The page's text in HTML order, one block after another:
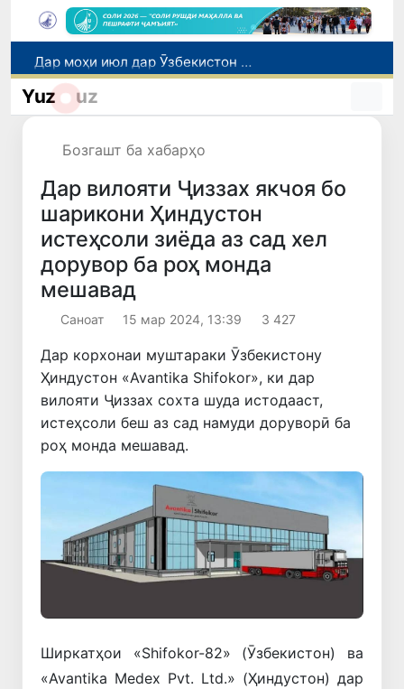
Дар Сенат тадбирҳои беҳтар намудани мавқеи Ӯзбекистон дар рейтингҳо ва индексҳои байналмилалӣ баррасӣ шуданд
Yuz uz
Бозгашт ба хабарҳо
Дар вилояти Ҷиззах якчоя бо
шарикони Ҳиндустон
истеҳсоли зиёда аз сад хел
дорувор ба роҳ монда
мешавад
Саноат 15 мар 2024, 13:39 3 427
Дар корхонаи муштараки Ӯзбекистону
Ҳиндустон «Avantika Shifokor», ки дар
вилояти Ҷиззах сохта шуда истодааст,
истеҳсоли беш аз сад намуди доруворӣ ба
роҳ монда мешавад.
Ширкатҳои «Shifokor-82» (Ӯзбекистон) ва
«Avantika Medex Pvt. Ltd.» (Ҳиндустон) дар